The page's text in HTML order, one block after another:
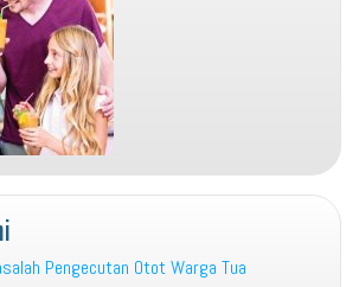
Pengecutan Otot Warga Tua